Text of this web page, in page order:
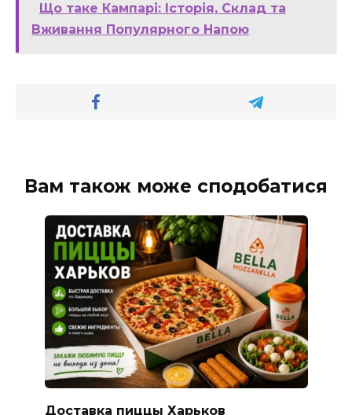
Що таке Кампарі: Історія, Склад та
Вживання Популярного Напою
Вам також може сподобатися
Доставка пиццы Харьков